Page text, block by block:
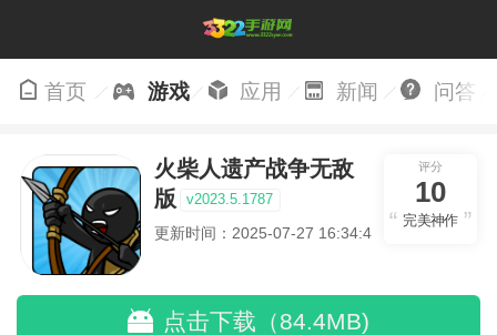
首页 游戏 应用 新闻 问答
火柴人遗产战争无敌
版
v2023.5.1787
更新时间：2025-07-27 16:34:40
评分
10
完美神作
点击下载（84.4MB)